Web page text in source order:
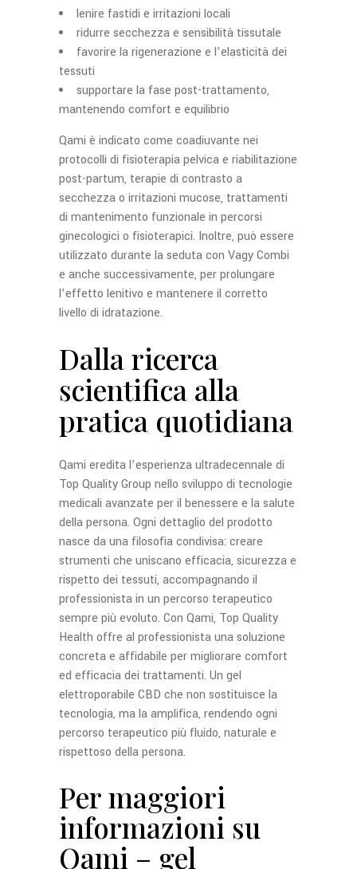
lenire fastidi e irritazioni locali
ridurre secchezza e sensibilità tissutale
favorire la rigenerazione e l’elasticità dei
tessuti
supportare la fase post-trattamento,
mantenendo comfort e equilibrio
Qami è indicato come coadiuvante nei
protocolli di fisioterapia pelvica e riabilitazione
post-partum, terapie di contrasto a
secchezza o irritazioni mucose, trattamenti
di mantenimento funzionale in percorsi
ginecologici o fisioterapici. Inoltre, può essere
utilizzato durante la seduta con Vagy Combi
e anche successivamente, per prolungare
l’effetto lenitivo e mantenere il corretto
livello di idratazione.
Dalla ricerca
scientifica alla
pratica quotidiana
Qami eredita l’esperienza ultradecennale di
Top Quality Group nello sviluppo di tecnologie
medicali avanzate per il benessere e la salute
della persona. Ogni dettaglio del prodotto
nasce da una filosofia condivisa: creare
strumenti che uniscano efficacia, sicurezza e
rispetto dei tessuti, accompagnando il
professionista in un percorso terapeutico
sempre più evoluto. Con Qami, Top Quality
Health offre al professionista una soluzione
concreta e affidabile per migliorare comfort
ed efficacia dei trattamenti. Un gel
elettroporabile CBD che non sostituisce la
tecnologia, ma la amplifica, rendendo ogni
percorso terapeutico più fluido, naturale e
rispettoso della persona.
Per maggiori
informazioni su
Qami – gel